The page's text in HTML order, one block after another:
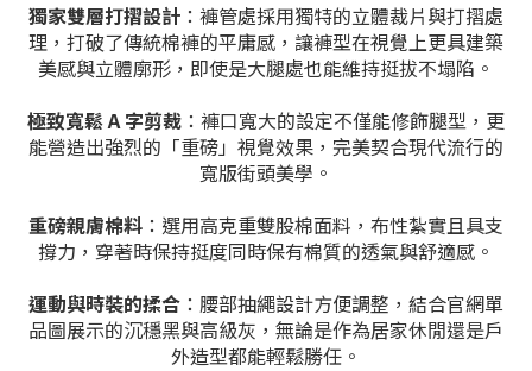
獨家雙層打摺設計 ：褲管處採用獨特的立體裁片與打摺處
理，打破了傳統棉褲的平庸感，讓褲型在視覺上更具建築
美感與立體廓形，即使是大腿處也能維持挺拔不塌陷。
極致寬鬆 A 字剪裁 ：褲口寬大的設定不僅能修飾腿型，更
能營造出強烈的「重磅」視覺效果，完美契合現代流行的
寬版街頭美學。
重磅親膚棉料 ：選用高克重雙股棉面料，布性紮實且具支
撐力，穿著時保持挺度同時保有棉質的透氣與舒適感。
運動與時裝的揉合 ：腰部抽繩設計方便調整，結合官網單
品圖展示的沉穩黑與高級灰，無論是作為居家休閒還是戶
外造型都能輕鬆勝任。